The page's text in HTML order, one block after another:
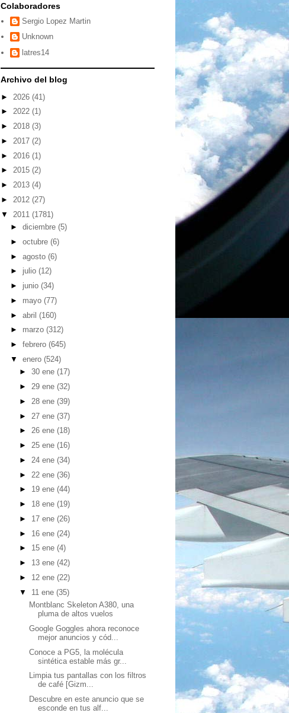
Colaboradores
Sergio Lopez Martin
Unknown
latres14
Archivo del blog
► 2026 (41)
► 2022 (1)
► 2018 (3)
► 2017 (2)
► 2016 (1)
► 2015 (2)
► 2013 (4)
► 2012 (27)
▼ 2011 (1781)
► diciembre (5)
► octubre (6)
► agosto (6)
► julio (12)
► junio (34)
► mayo (77)
► abril (160)
► marzo (312)
► febrero (645)
▼ enero (524)
►30 ene(17)
►29 ene(32)
► 28 ene(39)
► 27 ene(37)
►26 ene(18)
►25 ene(16)
► 24 ene(34)
► 22 ene(36)
► 19 ene(44)
► 18 ene(19)
► 17 ene(26)
► 16 ene(24)
► 15 ene(4)
► 13 ene(42)
► 12 ene(22)
▼ 11 ene(35)
Montblanc Skeleton A380, una
pluma de altos vuelos
Google Goggles ahora reconoce
mejor anuncios y cód...
Conoce a PG5, la molécula
sintética estable más gr...
Limpia tus pantallas con los filtros
de café [Gizm...
Descubre en este anuncio que se
esconde en tus alf...